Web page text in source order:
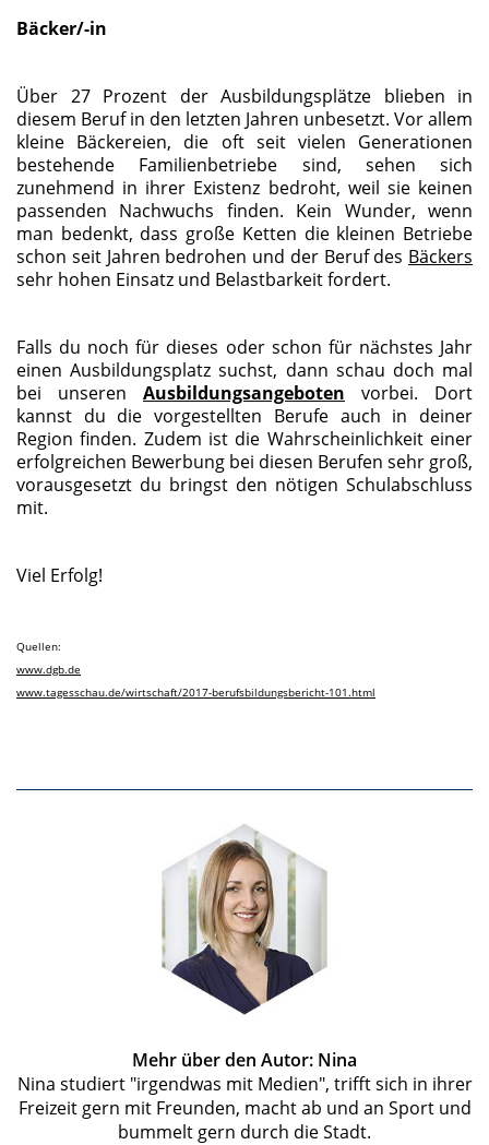
Bäcker/-in
Über 27 Prozent der Ausbildungsplätze blieben in
diesem Beruf in den letzten Jahren unbesetzt. Vor allem
kleine Bäckereien, die oft seit vielen Generationen
bestehende Familienbetriebe sind, sehen sich
zunehmend in ihrer Existenz bedroht, weil sie keinen
passenden Nachwuchs finden. Kein Wunder, wenn
man bedenkt, dass große Ketten die kleinen Betriebe
schon seit Jahren bedrohen und der Beruf des Bäckers
sehr hohen Einsatz und Belastbarkeit fordert.
Falls du noch für dieses oder schon für nächstes Jahr
einen Ausbildungsplatz suchst, dann schau doch mal
bei unseren Ausbildungsangeboten vorbei. Dort
kannst du die vorgestellten Berufe auch in deiner
Region finden. Zudem ist die Wahrscheinlichkeit einer
erfolgreichen Bewerbung bei diesen Berufen sehr groß,
vorausgesetzt du bringst den nötigen Schulabschluss
mit.
Viel Erfolg!
Quellen:
www.dgb.de
www.tagesschau.de/wirtschaft/2017-berufsbildungsbericht-101.html
Mehr über den Autor: Nina
Nina studiert "irgendwas mit Medien", trifft sich in ihrer
Freizeit gern mit Freunden, macht ab und an Sport und
bummelt gern durch die Stadt.